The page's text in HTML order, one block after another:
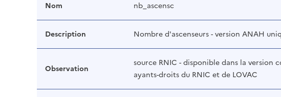
Nom nb_ascensc
Description Nombre d'ascenseurs - version ANAH
Observation
source RNIC - disponible dans la version
ayants-droits du RNIC et de LOVAC